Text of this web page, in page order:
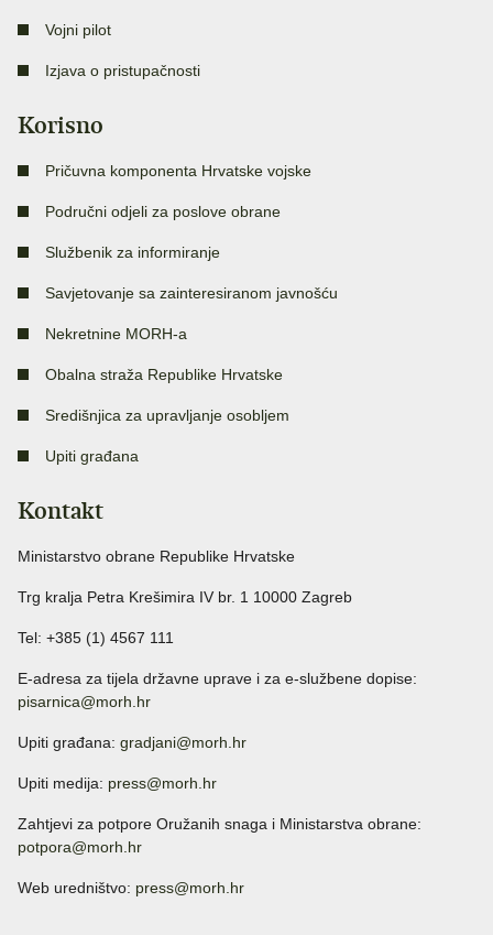
Vojni pilot
Izjava o pristupačnosti
Korisno
Pričuvna komponenta Hrvatske vojske
Područni odjeli za poslove obrane
Službenik za informiranje
Savjetovanje sa zainteresiranom javnošću
Nekretnine MORH-a
Obalna straža Republike Hrvatske
Središnjica za upravljanje osobljem
Upiti građana
Kontakt
Ministarstvo obrane Republike Hrvatske
Trg kralja Petra Krešimira IV br. 1 10000 Zagreb
Tel: +385 (1) 4567 111
E-adresa za tijela državne uprave i za e-službene dopise:
pisarnica@morh.hr
Upiti građana: gradjani@morh.hr
Upiti medija: press@morh.hr
Zahtjevi za potpore Oružanih snaga i Ministarstva obrane:
potpora@morh.hr
Web uredništvo: press@morh.hr